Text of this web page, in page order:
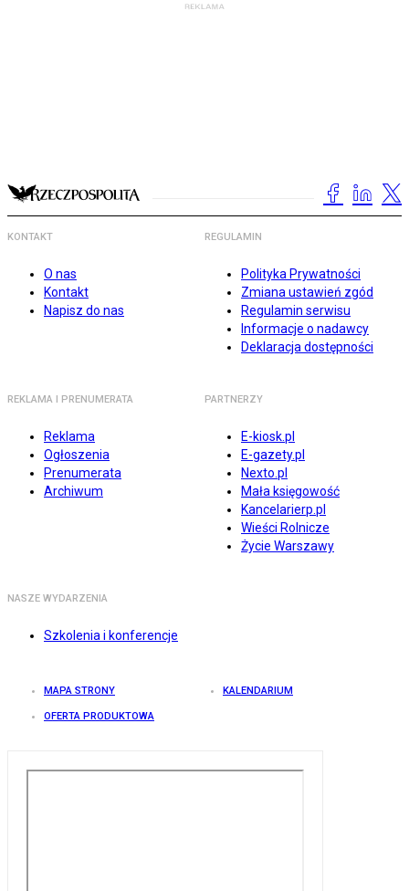
KONTAKT
O nas
Kontakt
Napisz do nas
REGULAMIN
Polityka Prywatności
Zmiana ustawień zgód
Regulamin serwisu
Informacje o nadawcy
Deklaracja dostępności
REKLAMA I PRENUMERATA
Reklama
Ogłoszenia
Prenumerata
Archiwum
PARTNERZY
E-kiosk.pl
E-gazety.pl
Nexto.pl
Mała księgowość
Kancelarierp.pl
Wieści Rolnicze
Życie Warszawy
NASZE WYDARZENIA
Szkolenia i konferencje
MAPA STRONY KALENDARIUM
OFERTA PRODUKTOWA